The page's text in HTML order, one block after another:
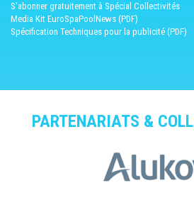
S'abonner gratuitement à Spécial Collectivités
Media Kit EuroSpaPoolNews (PDF)
Spécification Techniques pour la publicité (PDF)
PARTENARIATS &